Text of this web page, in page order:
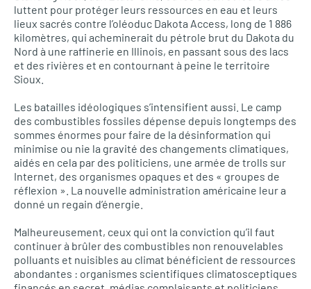
luttent pour protéger leurs ressources en eau et leurs
lieux sacrés contre l’oléoduc Dakota Access, long de 1 886
kilomètres, qui acheminerait du pétrole brut du Dakota du
Nord à une raffinerie en Illinois, en passant sous des lacs
et des rivières et en contournant à peine le territoire
Sioux.
Les batailles idéologiques s’intensifient aussi. Le camp
des combustibles fossiles dépense depuis longtemps des
sommes énormes pour faire de la désinformation qui
minimise ou nie la gravité des changements climatiques,
aidés en cela par des politiciens, une armée de trolls sur
Internet, des organismes opaques et des « groupes de
réflexion ». La nouvelle administration américaine leur a
donné un regain d’énergie.
Malheureusement, ceux qui ont la conviction qu’il faut
continuer à brûler des combustibles non renouvelables
polluants et nuisibles au climat bénéficient de ressources
abondantes : organismes scientifiques climatosceptiques